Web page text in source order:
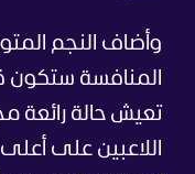
المنافسة ستكون
تعيش حالة رائعة
اللاعبين على